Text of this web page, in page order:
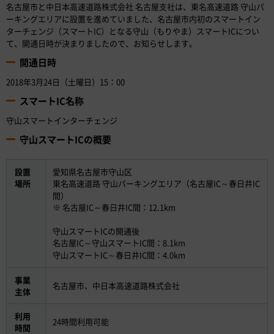
名古屋市と中日本高速道路株式会社 名古屋支社は、東名高速道路 守山パ
ーキングエリアに設置を進めていました、名古屋市内初のスマートイン
ターチェンジ（スマートIC）となる守山（もりやま）スマートICについ
て、開通日時が決まりましたので、お知らせします。
開通日時
2018年3月24日（土曜日）15：00
スマートIC名称
守山スマートインターチェンジ
守山スマートICの概要
設置
場所
愛知県名古屋市守山区
東名高速道路 守山パーキングエリア（名古屋IC～春日井IC
間）
※ 名古屋IC～春日井IC間：12.1km
守山スマートICの開通後
名古屋IC～守山スマートIC間：8.1km
守山スマートIC～春日井IC間：4.0km
事業
主体
名古屋市、中日本高速道路株式会社
利用
時間
24時間利用可能